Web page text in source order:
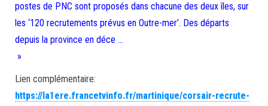
postes de PNC sont proposés dans chacune des deux îles, sur
les ‘120 recrutements prévus en Outre-mer’. Des départs
depuis la province en déce …
»
Lien complémentaire:
https://la1ere.francetvinfo.fr/martinique/corsair-recrute-